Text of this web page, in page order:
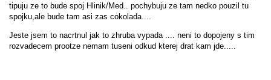
tipuju ze to bude spoj Hlinik/Med.. pochybuju ze tam nedko pouzil tu
spojku,ale bude tam asi zas cokolada....
Jeste jsem to nacrtnul jak to zhruba vypada .... neni to dopojeny s tim
rozvadecem prootze nemam tuseni odkud kterej drat kam jde.....